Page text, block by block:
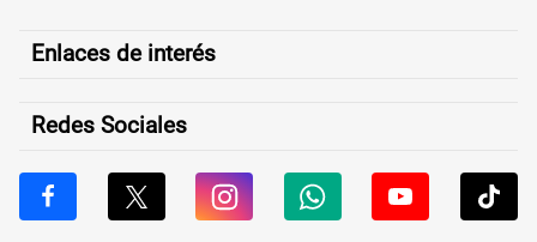
Enlaces de interés
Redes Sociales